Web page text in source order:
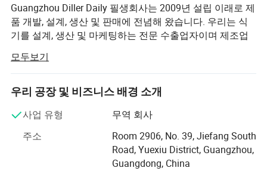
Guangzhou Diller Daily 필생회사는 2009년 설립 이래로 제
품 개발, 설계, 생산 및 판매에 전념해 왔습니다. 우리는 식
기를 설계, 생산 및 마케팅하는 전문 수출업자이며 제조업
필립스 제품에는 주로 진공 플라스크, 보온병, 플라스틱 물
병, 유리병, 스포츠용 물병, 보온 용기, 유아용 물병, 유리 머
그컵/컵, 보온 머그컵 및 기타 일상 식사용 도구.
OEM/ODM, 기업 사용자 정의, 선물 사용자 정의 및 기타 맞
춤형 서비스를 지원하는 일대일 서비스를 제공합니다. 우
리는 고객 우선, 팀 협력, 품질 우선, 혁신을 위한 용기"를 동
종 시장에서 자사 기업의 전반적인 경쟁력을 개발하는 핵
모두보기
우리 공장 및 비즈니스 배경 소개
사업 유형
무역 회사
주소
Room 2906, No. 39, Jiefang South
Road, Yuexiu District, Guangzhou,
Guangdong, China